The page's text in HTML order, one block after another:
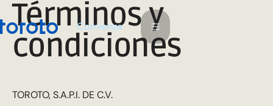
Comienza
Términos y
condiciones
TOROTO, S.A.P.I. DE C.V.